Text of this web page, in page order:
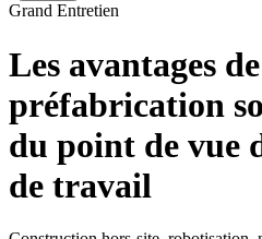
Grand Entretien
Les avantages
préfabrication
du point de vue
de travail